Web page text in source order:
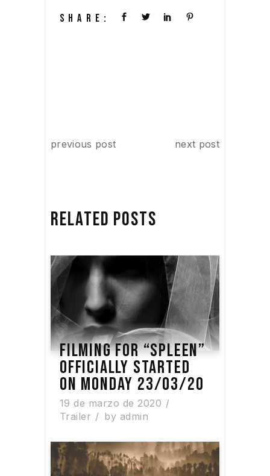
SHARE:
previous post next post
RELATED POSTS
FILMING FOR “SPLEEN”
OFFICIALLY STARTED
ON MONDAY 23/03/20
19 de marzo de 2020
Trailer
by admin